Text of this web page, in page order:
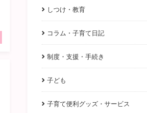
しつけ・教育
コラム・子育て日記
制度・支援・手続き
子ども
子育て便利グッズ・サービス